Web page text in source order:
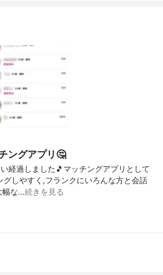
ングアプリ🤔
経過しました🎵マッチングアプリとして
グしやすく,フランクにいろんな方と会話
幅な…続きを見る